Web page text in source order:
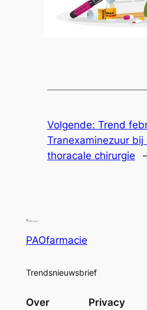
Volgende: Trend
Tranexaminezuur bij
thoracale chirurgie
PAOfarmacie
Trendsnieuwsbrief
Over Privacy